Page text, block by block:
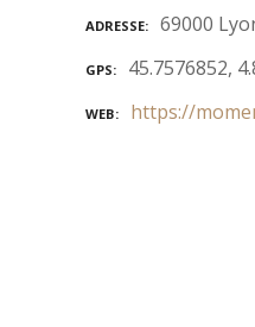
ADRESSE 69000
GPS 45.7576852,
WEB https://